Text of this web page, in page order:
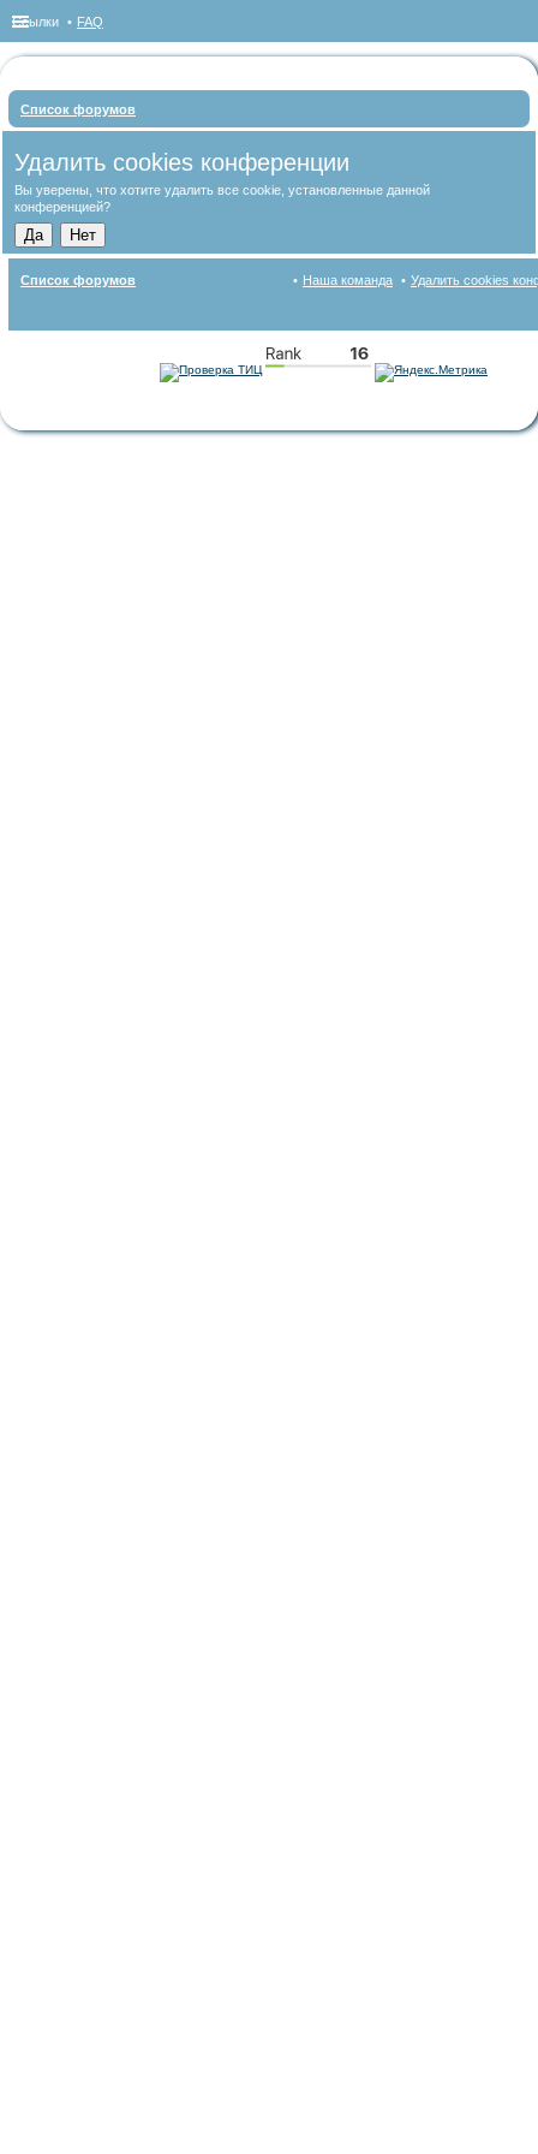
Ссылки FAQ
Список форумов
Удалить cookies конференции
Вы уверены, что хотите удалить все cookie, установленные данной
конференцией?
Список форумов Удалить cookies
Наша команда